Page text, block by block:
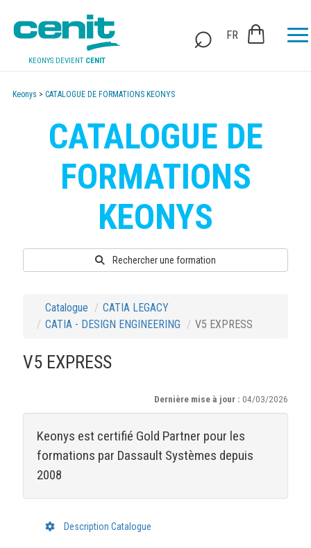
KEONYS DEVIENT CENIT
FR
Keonys > CATALOGUE DE FORMATIONS KEONYS
CATALOGUE DE
FORMATIONS
KEONYS
Rechercher une formation
Catalogue
CATIA LEGACY
CATIA - DESIGN ENGINEERING
V5 EXPRESS
V5 EXPRESS
Dernière mise à jour :04/03/2026
Keonys est certifié Gold Partner pour les
formations par Dassault Systèmes depuis
2008
Description Catalogue